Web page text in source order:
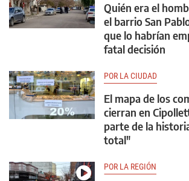
Quién era el
el barrio San
que lo habrían
fatal decisión
POR LA CIUDAD
El mapa de los
cierran en
parte de la
total"
POR LA REGIÓN